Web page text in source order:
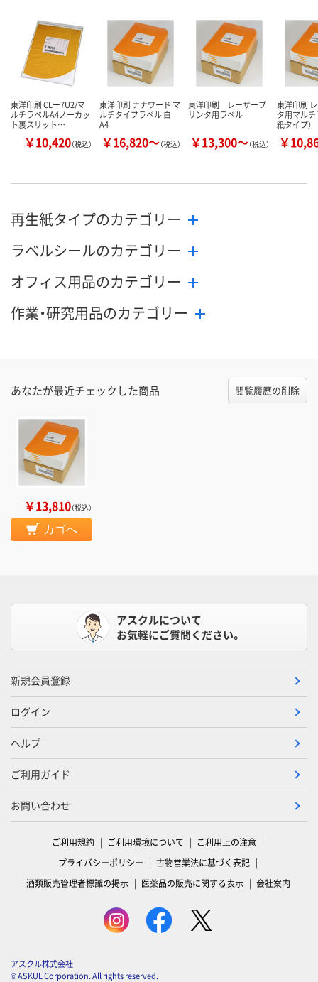
カゴへ カゴへ カ
東洋印刷 CLー7U2/マ
ルチラベルA4ノーカッ
ト裏スリット…
￥10,420（税込）
東洋印刷 ナナワード マ
ルチタイプラベル 白
A4
￥16,820～（税込）
東洋印刷 レーザープ
リンタ用ラベル
￥13,300～（税込）
東洋印刷
タ用マルチ
紙タイプ）
￥
再生紙タイプのカテゴリー
ラベルシールのカテゴリー
オフィス用品のカテゴリー
作業・研究用品のカテゴリー
あなたが最近チェックした商品 閲覧履歴の削除
￥13,810（税込）
カゴへ
アスクルについて
お気軽にご質問ください。
新規会員登録
ログイン
ヘルプ
ご利用ガイド
お問い合わせ
ご利用規約 ご利用環境について
ご利用上の注意
プライバシーポリシー
古物営業法に基づく表記
酒類販売管理者標識の掲示
医薬品の販売に関する表示 会社案内
アスクル株式会社
© ASKUL Corporation. All rights reserved.